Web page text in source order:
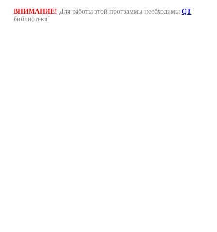
ВНИМАНИЕ! Для работы этой программы необходимы QT
библиотеки!